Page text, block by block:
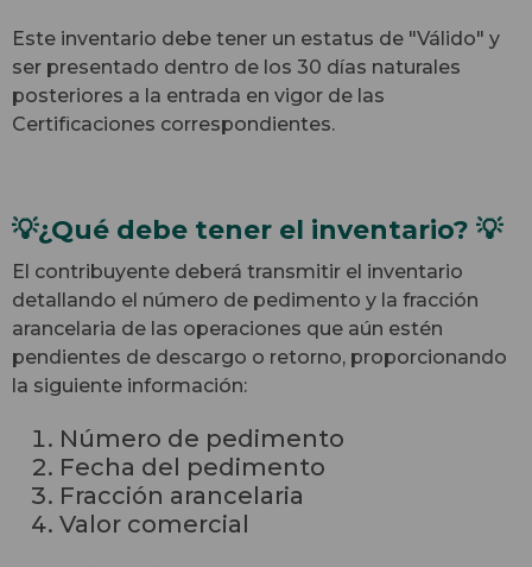
Este inventario debe tener un estatus de "Válido" y
ser presentado dentro de los 30 días naturales
posteriores a la entrada en vigor de las
Certificaciones correspondientes.
💡¿Qué debe tener el inventario? 💡
El contribuyente deberá transmitir el inventario
detallando el número de pedimento y la fracción
arancelaria de las operaciones que aún estén
pendientes de descargo o retorno, proporcionando
la siguiente información:
Número de pedimento
Fecha del pedimento
Fracción arancelaria
Valor comercial